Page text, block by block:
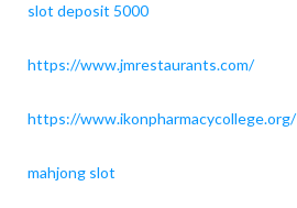
slot deposit 5000
https://www.jmrestaurants.com/
https://www.ikonpharmacycollege.org/
mahjong slot